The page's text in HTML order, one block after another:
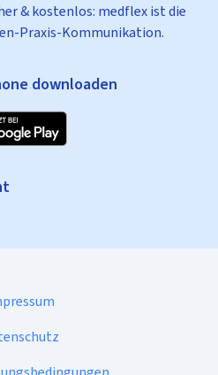
& kostenlos: medflex ist die
Praxis-Kommunikation.
downloaden